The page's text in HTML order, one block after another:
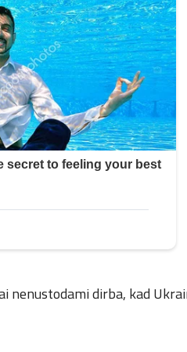
nenustodami dirba, kad